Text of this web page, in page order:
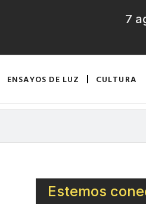
7
ENSAYOS DE LUZ CULTURA
Estemos